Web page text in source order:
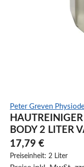
Peter Greven
BODY 2 LITER
17,79 €
Preiseinheit: 2 Liter